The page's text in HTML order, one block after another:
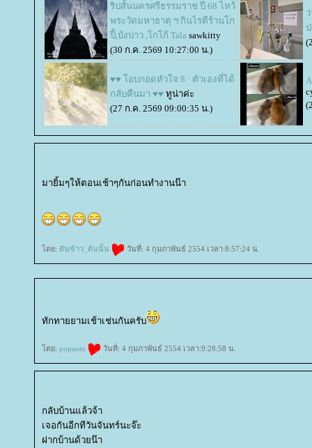
ริปสั้นนครศรีธรรมราช ปี 68 ไหว้
พระวัดมหาธาตุ ฯ กินไรตีร้านโก
ปี้,บังบ่าว ,โกโก้ Tala sawkitty
(30 ก.ค. 2569 10:27:00 น.)
♥♥ โอบกอดหัวใจ 8 · ตัวเองที่ได้
กลับคืนมา ♥♥ ทูน่าค่ะ
(27 ก.ค. 2569 09:00:35 น.)
มายิ้มๆให้ตอนเช้าๆกันก่อนทำงานน๊า
ดย: ต้นข้าว_ต้นนั้น วันที่: 4 กุมภาพันธ์ 2554 เวลา:8:57:24 น.
ทักทายยามเช้าเช่นกันครับ
ดย: popauto วันที่: 4 กุมภาพันธ์ 2554 เวลา:9:28:58 น.
กลับบ้านแล้วจ้า
เจอกันอีกทีวันจันทร์นะจ๊ะ
ฝากบ้านด้วยน๊า